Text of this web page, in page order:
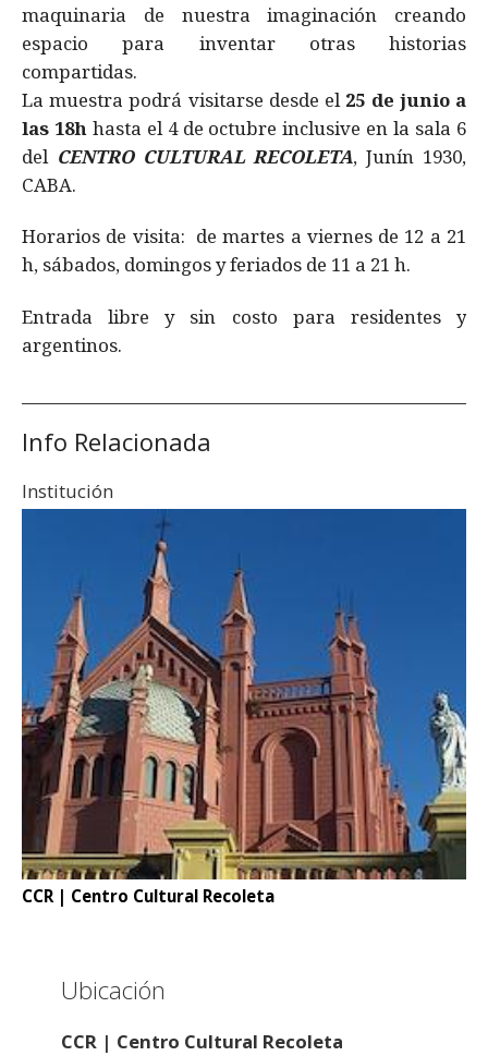
maquinaria de nuestra imaginación creando
espacio para inventar otras historias
compartidas.
La muestra podrá visitarse desde el 25 de junio a
las 18hhasta el 4 de octubre inclusive en la sala 6
del CENTRO CULTURAL RECOLETA, Junín 1930,
CABA.
Horarios de visita: de martes a viernes de 12 a 21
h, sábados, domingos y feriados de 11 a 21 h.
Entrada libre y sin costo para residentes y
argentinos.
Info Relacionada
Institución
CCR | Centro Cultural Recoleta
Ubicación
CCR | Centro Cultural Recoleta